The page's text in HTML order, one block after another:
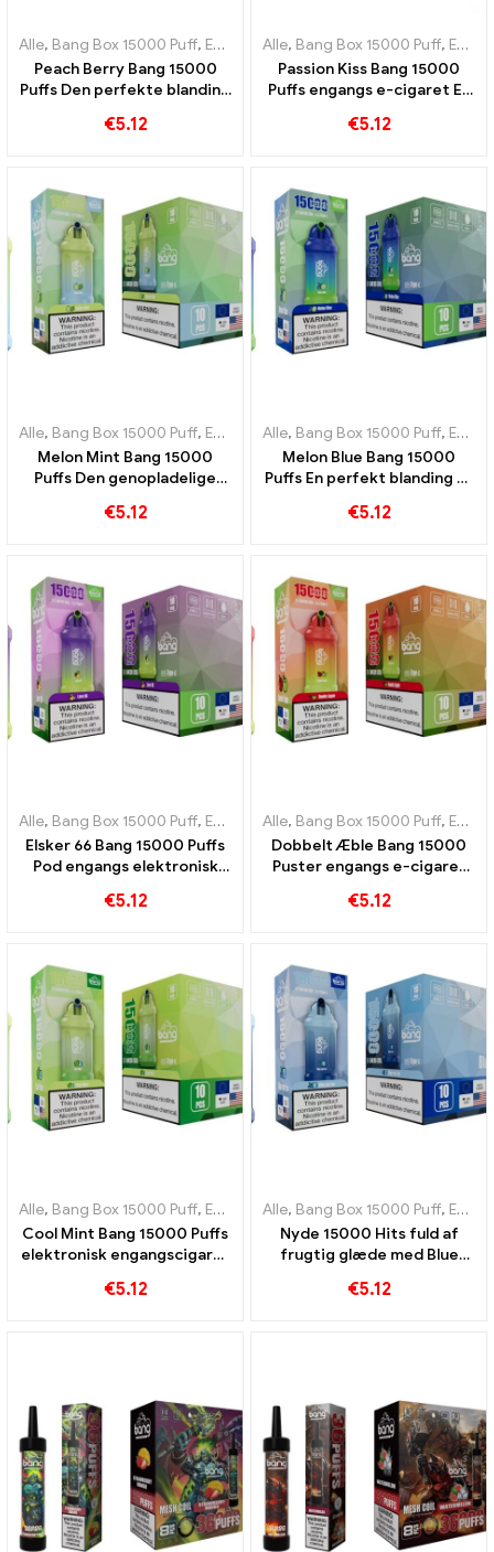
Alle, Bang Box 15000 Puff, Engangs e-cigaretter Sverige ,Engangs
Peach Berry Bang 15000
Puffs Den perfekte blanding
€5.12
Alle, Bang Box 15000 Puff, Engangs e-cigaretter Sverige
Passion Kiss Bang 15000
Puffs engangs e-cigaret En
sød frugt elskere
€5.12
Alle, Bang Box 15000 Puff, Engangs e-cigaretter Sverige ,Engangs
Melon Mint Bang 15000
Puffs Den genopladelige
kombinerer melonens
€5.12
Alle, Bang Box 15000 Puff, Engangs e-cigaretter Sverige
Melon Blue Bang 15000
Puffs En perfekt blanding af
€5.12
Alle, Bang Box 15000 Puff, Engangs e-cigaretter Sverige ,Engangs
Elsker 66 Bang 15000 Puffs
Pod engangs elektronisk
kombination af friske
€5.12
Alle, Bang Box 15000 Puff, Engangs e-cigaretter Sverige
Dobbelt Æble Bang 15000
Puster engangs e-cigaret
sødme
€5.12
Alle, Bang Box 15000 Puff, Engangs e-cigaretter Sverige ,Engangs
Cool Mint Bang 15000 Puffs
elektronisk engangscigaret
smagsoplevelse
€5.12
Alle, Bang Box 15000 Puff, Engangs e-cigaretter Sverige
Nyde 15000 Hits fuld af
frugtig glæde med Blue
til vapers, der elsker cool
€5.12